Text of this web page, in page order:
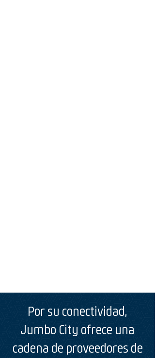
Por su conectividad,
Jumbo City ofrece una
cadena de proveedores de